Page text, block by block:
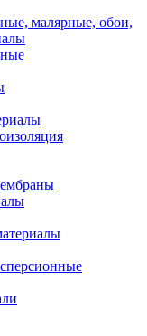
малярные, обои,